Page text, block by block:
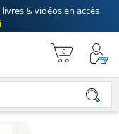
& vidéos en accès